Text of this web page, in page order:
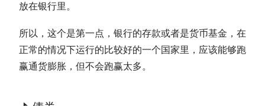
放在银行里。
所以，这个是第一点，银行的存款或者是货币基金，在
正常的情况下运行的比较好的一个国家里，应该能够跑
赢通货膨胀，但不会跑赢太多。